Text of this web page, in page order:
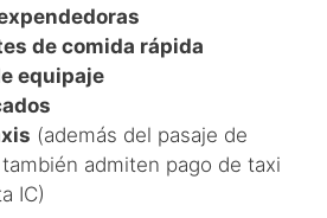
de comida rápida
equipaje
(además del pasaje de
admiten pago de taxi
IC)